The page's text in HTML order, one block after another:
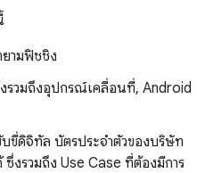
ามฟิชชิง
รวมถึงอุปกรณ์เคลื่อนที่, Android
ขี่ดิจิทัล บัตรประจำตัวของบริษัท
งรวมถึง Use Case ที่ต้องมีการ